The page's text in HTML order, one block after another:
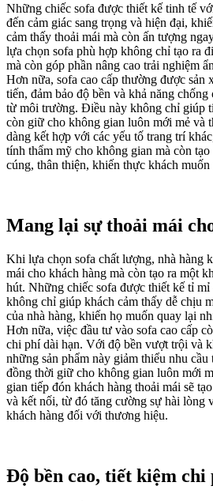
Những chiếc sofa được thiết kế tinh tế
đến cảm giác sang trọng và hiện đại,
cảm thấy thoải mái mà còn ấn tượng
lựa chọn sofa phù hợp không chỉ tạo ra
mà còn góp phần nâng cao trải nghiệm
Hơn nữa, sofa cao cấp thường được sản
tiến, đảm bảo độ bền và khả năng
từ môi trường. Điều này không chỉ giúp
còn giữ cho không gian luôn mới mẻ và
dàng kết hợp với các yếu tố trang trí
tính thẩm mỹ cho không gian mà còn
cúng, thân thiện, khiến thực khách
Mang lại sự thoải mái
Khi lựa chọn sofa chất lượng, nhà hàng
mái cho khách hàng mà còn tạo ra một
hút. Những chiếc sofa được thiết kế tỉ mỉ
không chỉ giúp khách cảm thấy dễ chịu
của nhà hàng, khiến họ muốn quay lại
Hơn nữa, việc đầu tư vào sofa cao cấp
chi phí dài hạn. Với độ bền vượt trội và
những sản phẩm này giảm thiểu nhu
đồng thời giữ cho không gian luôn mới
gian tiếp đón khách hàng thoải mái sẽ
và kết nối, từ đó tăng cường sự hài lòng
khách hàng đối với thương hiệu.
Độ bền cao, tiết kiệm chi